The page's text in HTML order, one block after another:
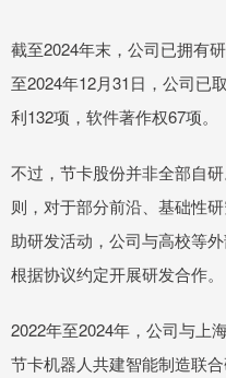
截至2024年末，公司已拥有
至2024年12月31日，公司已
利132项，软件著作权67项。
不过，节卡股份并非全部自
则，对于部分前沿、基础性
助研发活动，公司与高校等
根据协议约定开展研发合作。
2022年至2024年，公司与上
节卡机器人共建智能制造联